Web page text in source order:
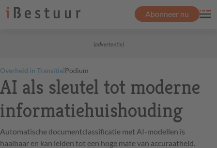
Abonneer nu
(advertentie)
Overheid in Transitie|Podium
AI als sleutel tot moderne
informatiehuishouding
Automatische documentclassificatie met AI-modellen is
haalbaar en kan leiden tot een hoge mate van accuraatheid.